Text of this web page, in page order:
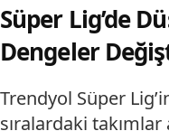
Süper Lig’de
Dengeler
Trendyol Süper
sıralardaki takımlar